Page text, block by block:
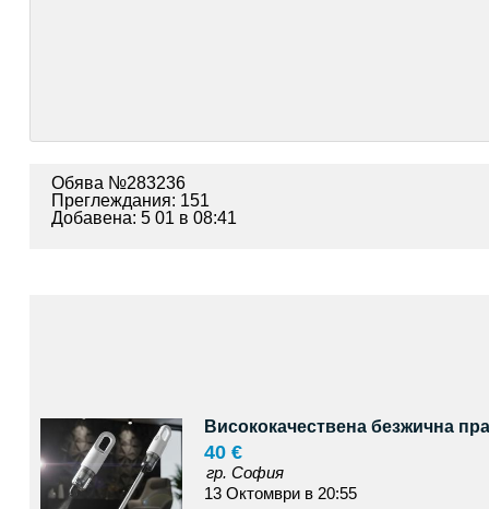
Обява №283236
Преглеждания: 151
Добавена: 5 01 в 08:41
Висококачествена безжична
40 €
гр. София
13 Октомври в 20:55